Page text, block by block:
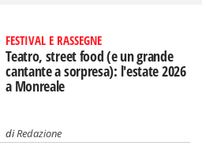
FESTIVAL E RASSEGNE
Teatro, street food (e un grande
cantante a sorpresa): l'estate 2026
a Monreale
diRedazione